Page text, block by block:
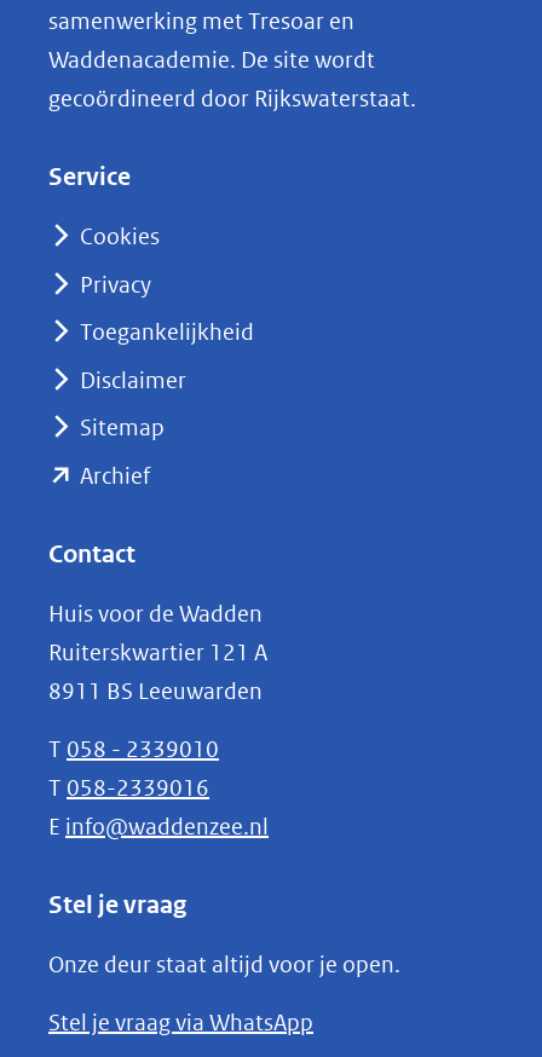
k
e
nieuw
naar
samenwerking met Tresoar en
Waddenacademie. De site wordt
gecoördineerd door Rijkswaterstaat.
Service
Cookies
Privacy
Toegankelijkheid
Disclaimer
Sitemap
Archief(opent
(verwijst
naar
een
andere
website)
Contact
Huis voor de Wadden
Ruiterskwartier 121 A
8911 BS Leeuwarden
T 058 - 2339010
T 058-2339016
E info@waddenzee.nl
Stel je vraag
Onze deur staat altijd voor je open.
Stel je vraag via WhatsApp